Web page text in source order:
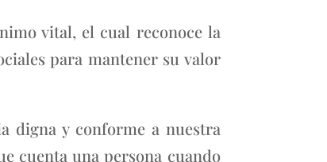
vital, el cual reconoce la
para mantener su valor
digna y conforme a nuestra
cuenta una persona cuando